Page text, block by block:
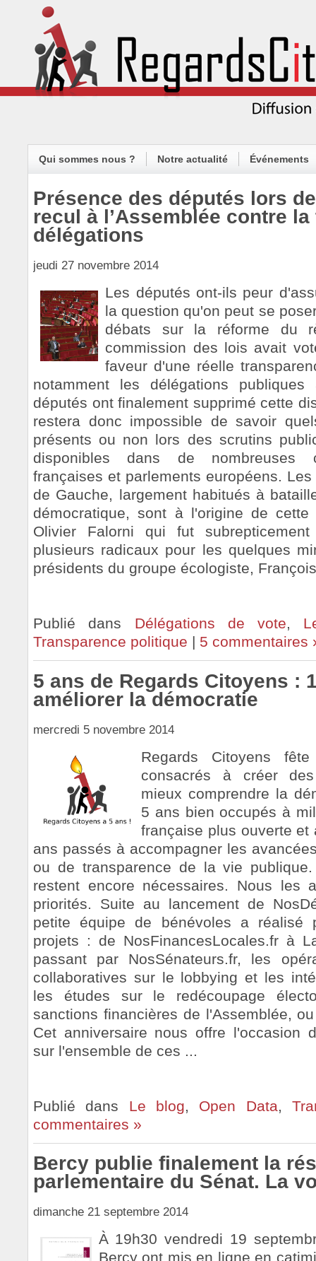
Qui sommes nous ? Notre actualité Événements
Présence des députés lors
recul à l’Assemblée contre
délégations
jeudi 27 novembre 2014
Les députés ont-ils peur
la question qu'on peut se
débats sur la réforme du
commission des lois avait
faveur d'une réelle
notamment les délégations
députés ont finalement supprimé cette
restera donc impossible de savoir
présents ou non lors des scrutins
disponibles dans de nombreuses
françaises et parlements européens.
de Gauche, largement habitués à
démocratique, sont à l'origine de cette
Olivier Falorni qui fut
plusieurs radicaux pour les quelques
présidents du groupe écologiste,
Publié dans Délégations de vote,
Transparence politique | 5 commentaires
5 ans de Regards Citoyens :
améliorer la démocratie
mercredi 5 novembre 2014
Regards Citoyens
consacrés à créer
mieux comprendre la
5 ans bien occupés à
française plus ouverte et
ans passés à accompagner les
ou de transparence de la vie
restent encore nécessaires. Nous les
priorités. Suite au lancement de
petite équipe de bénévoles a réalisé
projets : de NosFinancesLocales.fr à
passant par NosSénateurs.fr, les
collaboratives sur le lobbying et les
les études sur le redécoupage
sanctions financières de l'Assemblée,
Cet anniversaire nous offre l'occasion
sur l'ensemble de ces ...
Publié dans Le blog, Open Data,
commentaires »
Bercy publie finalement la
parlementaire du Sénat. La
dimanche 21 septembre 2014
À 19h30 vendredi 19
Bercy ont mis en ligne en